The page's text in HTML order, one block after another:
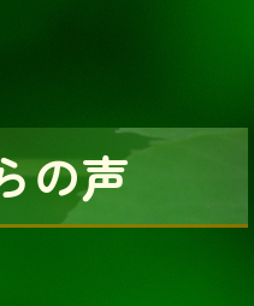
の声